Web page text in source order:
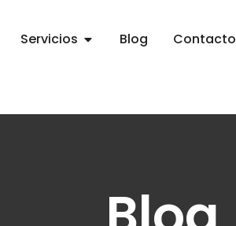
Servicios Blog Contacto